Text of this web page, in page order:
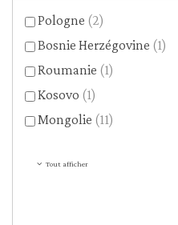
Pologne (2)
Bosnie Herzégovine (1)
Roumanie (1)
Kosovo (1)
Mongolie (11)
Tout afficher